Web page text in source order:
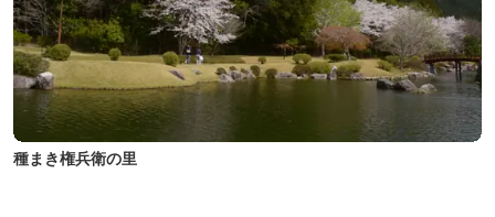
種まき権兵衛の里